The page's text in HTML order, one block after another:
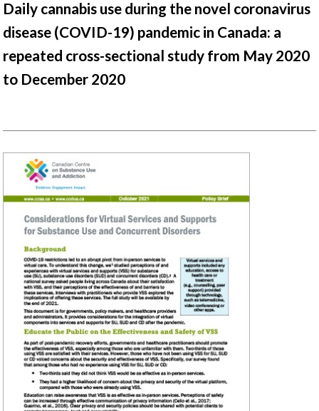
Daily cannabis use during the novel coronavirus
disease (COVID-19) pandemic in Canada: a
repeated cross-sectional study from May 2020
to December 2020